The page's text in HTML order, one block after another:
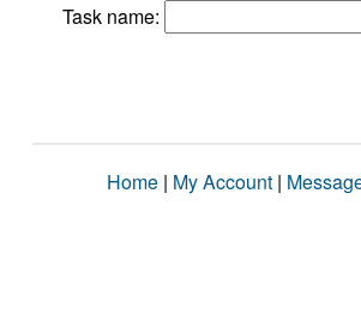
Task name:
Home | My Account |